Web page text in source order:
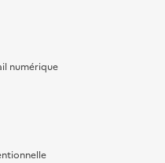
numérique